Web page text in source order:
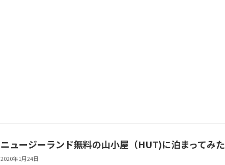
ニュージーランド無料の山小屋（HUT)に泊まってみた
2020年1月24日